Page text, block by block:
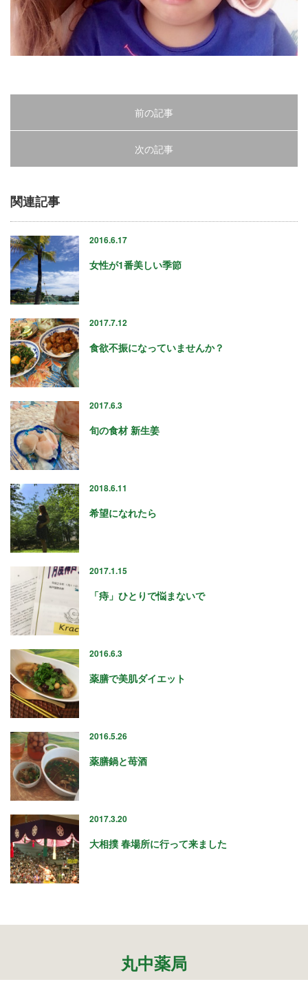
前の記事
次の記事
関連記事
2016.6.17
女性が1番美しい季節
2017.7.12
食欲不振になっていませんか？
2017.6.3
旬の食材 新生姜
2018.6.11
希望になれたら
2017.1.15
「痔」ひとりで悩まないで
2016.6.3
薬膳で美肌ダイエット
2016.5.26
薬膳鍋と苺酒
2017.3.20
大相撲 春場所に行って来ました
丸中薬局
21
22
29
30
31
アーカイブ
2026年7月
2026年6月
2026年4月
2026年2月
2025年12月
2025年10月
2025年8月
2025年3月
2025年1月
2024年12月
2024年10月
2024年9月
2024年8月
2024年6月
2024年5月
2024年4月
2024年3月
2024年1月
2023年12月
2023年11月
2023年10月
2023年9月
2023年8月
2023年7月
2023年1月